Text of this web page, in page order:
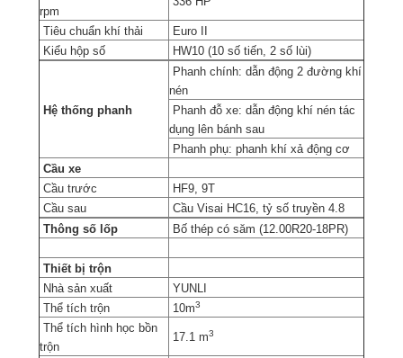
rpm
Tiêu chuẩn khí thải
Euro II
Kiểu hộp số
HW10 (10 số tiến, 2 số lùi)
Hệ thống phanh
Phanh chính: dẫn động 2 đường khí
nén
Phanh đỗ xe: dẫn động khí nén tác
dụng lên bánh sau
Phanh phụ: phanh khí xả động cơ
Cầu xe
Cầu trước
HF9, 9T
Cầu sau
Cầu Visai HC16, tỷ số truyền 4.8
Thông số lốp
Bố thép có săm (12.00R20-18PR)
Thiết bị trộn
Nhà sản xuất
YUNLI
Thể tích trộn
10m3
Thể tích hình học bồn
trộn
17.1 m3